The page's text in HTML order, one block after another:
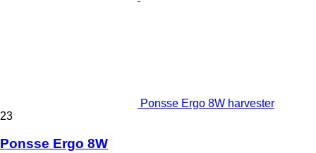
Ponsse Ergo 8W harvester
23
Ponsse Ergo 8W